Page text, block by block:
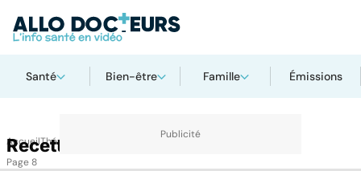
Santé Bien-être Famille Émissions
AccueilThématiques
Recettes
Page 8